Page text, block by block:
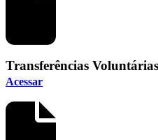
Transferências
Acessar